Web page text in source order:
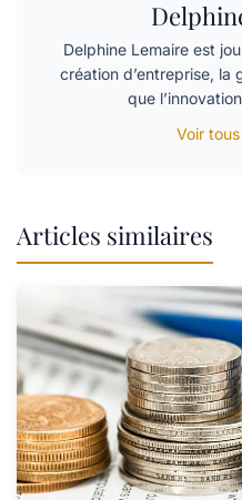
Delphine Lemaire est
création d’entreprise, la
que
Voir
Articles similaires